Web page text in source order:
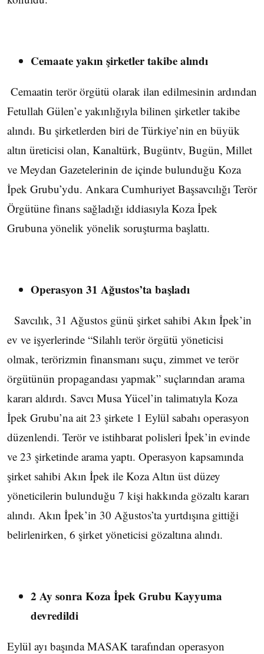
Cemaate yakın şirketler takibe alındı
Cemaatin terör örgütü olarak ilan edilmesinin ardından
Fetullah Gülen’e yakınlığıyla bilinen şirketler takibe
alındı. Bu şirketlerden biri de Türkiye’nin en büyük
altın üreticisi olan, Kanaltürk, Bugüntv, Bugün, Millet
ve Meydan Gazetelerinin de içinde bulunduğu Koza
İpek Grubu’ydu. Ankara Cumhuriyet Başsavcılığı Terör
Örgütüne finans sağladığı iddiasıyla Koza İpek
Grubuna yönelik yönelik soruşturma başlattı.
Operasyon 31 Ağustos’ta başladı
Savcılık, 31 Ağustos günü şirket sahibi Akın İpek’in
ev ve işyerlerinde “Silahlı terör örgütü yöneticisi
olmak, terörizmin finansmanı suçu, zimmet ve terör
örgütünün propagandası yapmak” suçlarından arama
kararı aldırdı. Savcı Musa Yücel’in talimatıyla Koza
İpek Grubu’na ait 23 şirkete 1 Eylül sabahı operasyon
düzenlendi. Terör ve istihbarat polisleri İpek’in evinde
ve 23 şirketinde arama yaptı. Operasyon kapsamında
şirket sahibi Akın İpek ile Koza Altın üst düzey
yöneticilerin bulunduğu 7 kişi hakkında gözaltı kararı
alındı. Akın İpek’in 30 Ağustos’ta yurtdışına gittiği
belirlenirken, 6 şirket yöneticisi gözaltına alındı.
2 Ay sonra Koza İpek Grubu Kayyuma
devredildi
Eylül ayı başında MASAK tarafından operasyon